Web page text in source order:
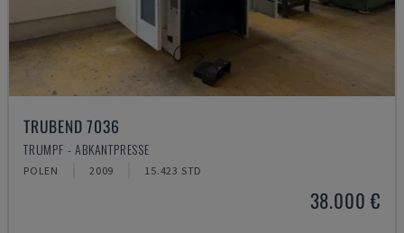
TRUBEND 7036
TRUMPF - ABKANTPRESSE
POLEN 2009 15.423 STD
38.000 €